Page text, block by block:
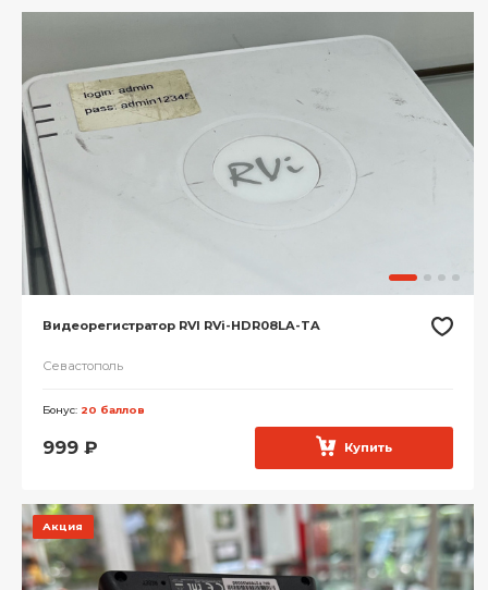
Видеорегистратор RVI RVi-HDR08LA-TA
Севастополь
Бонус: 20 баллов
999 ₽ Купить
Акция